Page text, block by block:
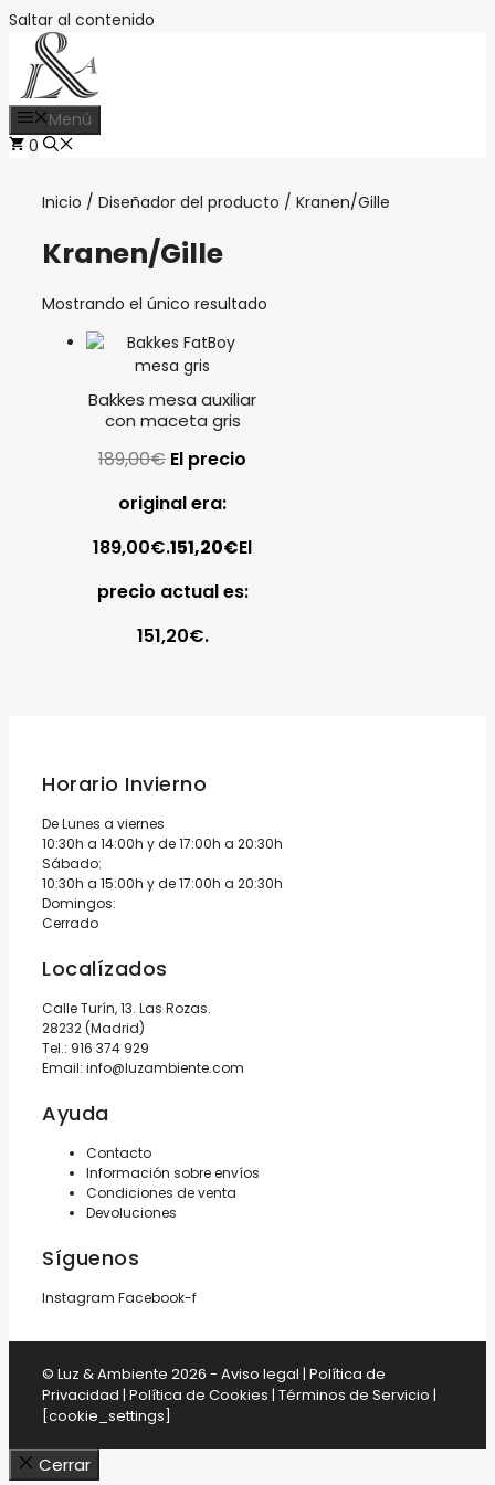
Saltar al contenido
Menú
0
Inicio / Diseñador del producto / Kranen/Gille
Kranen/Gille
Mostrando el único resultado
Bakkes mesa auxiliar
con maceta gris
189,00€ El precio
original era:
189,00€.151,20€El
precio actual es:
151,20€.
Horario Invierno
De Lunes a viernes
10:30h a 14:00h y de 17:00h a 20:30h
Sábado:
10:30h a 15:00h y de 17:00h a 20:30h
Domingos:
Cerrado
Localízados
Calle Turín, 13. Las Rozas.
28232 (Madrid)
Tel.: 916 374 929
Email: info@luzambiente.com
Ayuda
Contacto
Información sobre envíos
Condiciones de venta
Devoluciones
Síguenos
Instagram Facebook-f
© Luz & Ambiente 2026 - Aviso legal | Política de
Privacidad | Política de Cookies | Términos de Servicio |
[cookie_settings]
Cerrar